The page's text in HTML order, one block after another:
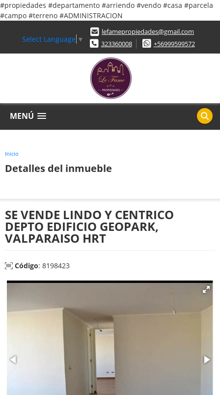
#propiedades #departamento #arriendo #vendo #casa #parcela
#campo #terreno #ADMINISTRACION
Select Language ▼
lefamepropiedades@gmail.com
323360008
+56999599572
MENÚ
Inicio
Detalles del inmueble
SE VENDE LINDO Y CENTRICO
DEPTO EDIFICIO GEOPARK,
VALPARAISO HRT
Código: 8198423